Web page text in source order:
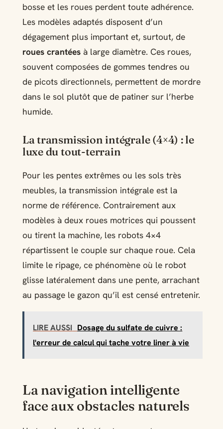
bosse et les roues perdent toute adhérence.
Les modèles adaptés disposent d’un
dégagement plus important et, surtout, de
roues crantéesà large diamètre. Ces roues,
souvent composées de gommes tendres ou
de picots directionnels, permettent de mordre
dans le sol plutôt que de patiner sur l’herbe
humide.
La transmission intégrale (4×4) : le
luxe du tout-terrain
Pour les pentes extrêmes ou les sols très
meubles, la transmission intégrale est la
norme de référence. Contrairement aux
modèles à deux roues motrices qui poussent
ou tirent la machine, les robots 4×4
répartissent le couple sur chaque roue. Cela
limite le ripage, ce phénomène où le robot
glisse latéralement dans une pente, arrachant
au passage le gazon qu’il est censé entretenir.
LIRE AUSSI Dosage du sulfate de cuivre :
l'erreur de calcul qui tache votre liner à vie
La navigation intelligente
face aux obstacles naturels